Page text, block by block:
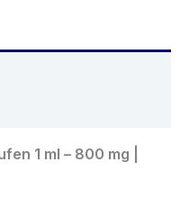
1 ml – 800 mg |